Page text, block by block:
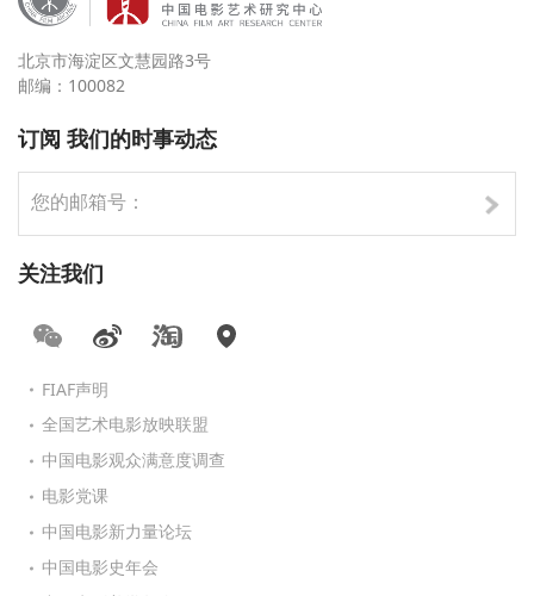
北京市海淀区文慧园路3号
邮编：100082
订阅 我们的时事动态
关注我们
FIAF声明
全国艺术电影放映联盟
中国电影观众满意度调查
电影党课
中国电影新力量论坛
中国电影史年会